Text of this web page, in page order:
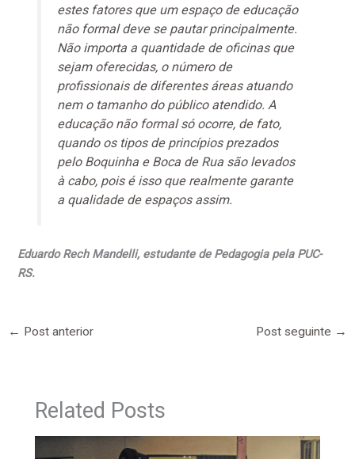
estes fatores que um espaço de educação
não formal deve se pautar principalmente.
Não importa a quantidade de oficinas que
sejam oferecidas, o número de
profissionais de diferentes áreas atuando
nem o tamanho do público atendido. A
educação não formal só ocorre, de fato,
quando os tipos de princípios prezados
pelo Boquinha e Boca de Rua são levados
à cabo, pois é isso que realmente garante
a qualidade de espaços assim.
Eduardo Rech Mandelli, estudante de Pedagogia pela PUC-
RS.
← Post anterior Post seguinte →
Related Posts